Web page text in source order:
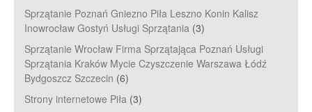
Sprzątanie Poznań Gniezno Piła Leszno Konin Kalisz
Inowrocław Gostyń Usługi Sprzątania (3)
Sprzątanie Wrocław Firma Sprzątająca Poznań Usługi
Sprzątania Kraków Mycie Czyszczenie Warszawa Łódź
Bydgoszcz Szczecin (6)
Strony internetowe Piła (3)